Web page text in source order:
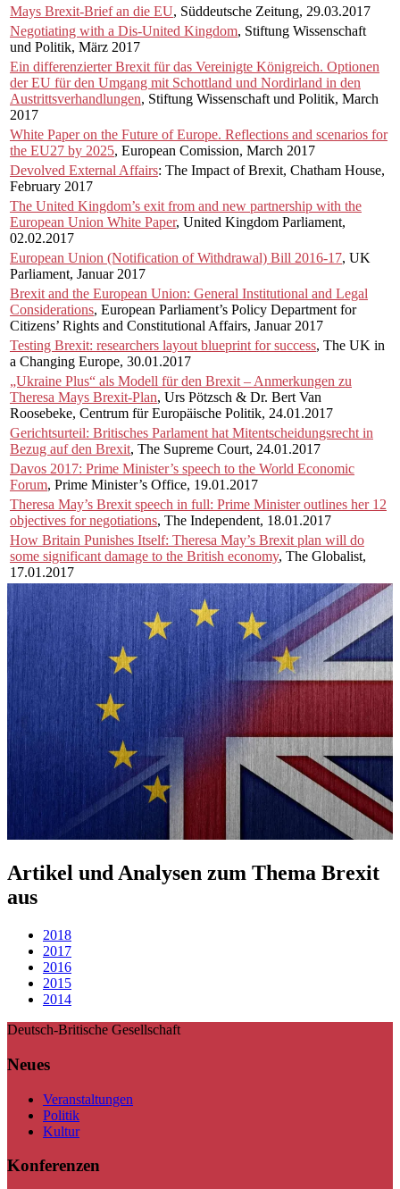
Mays Brexit-Brief an die EU, Süddeutsche Zeitung, 29.03.2017
Negotiating with a Dis-United Kingdom, Stiftung Wissenschaft
und Politik, März 2017
Ein differenzierter Brexit für das Vereinigte Königreich. Optionen
der EU für den Umgang mit Schottland und Nordirland in den
Austrittsverhandlungen, Stiftung Wissenschaft und Politik, March
2017
White Paper on the Future of Europe. Reflections and scenarios for
the EU27 by 2025, European Comission, March 2017
Devolved External Affairs: The Impact of Brexit, Chatham House,
February 2017
The United Kingdom’s exit from and new partnership with the
European Union White Paper, United Kingdom Parliament,
02.02.2017
European Union (Notification of Withdrawal) Bill 2016-17, UK
Parliament, Januar 2017
Brexit and the European Union: General Institutional and Legal
Considerations, European Parliament’s Policy Department for
Citizens’ Rights and Constitutional Affairs, Januar 2017
Testing Brexit: researchers layout blueprint for success, The UK in
a Changing Europe, 30.01.2017
„Ukraine Plus“ als Modell für den Brexit – Anmerkungen zu
Theresa Mays Brexit-Plan, Urs Pötzsch & Dr. Bert Van
Roosebeke, Centrum für Europäische Politik, 24.01.2017
Gerichtsurteil: Britisches Parlament hat Mitentscheidungsrecht in
Bezug auf den Brexit, The Supreme Court, 24.01.2017
Davos 2017: Prime Minister’s speech to the World Economic
Forum, Prime Minister’s Office, 19.01.2017
Theresa May’s Brexit speech in full: Prime Minister outlines her 12
objectives for negotiations, The Independent, 18.01.2017
How Britain Punishes Itself: Theresa May’s Brexit plan will do
some significant damage to the British economy, The Globalist,
17.01.2017
Artikel und Analysen zum Thema Brexit
aus
2018
2017
2016
2015
2014
Deutsch-Britische Gesellschaft
Neues
Veranstaltungen
Politik
Kultur
Konferenzen